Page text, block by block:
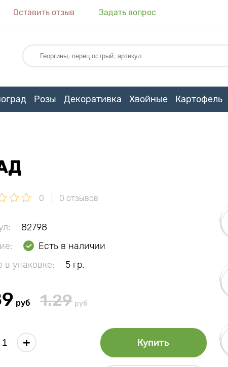
Оставить отзыв Задать вопрос
Розы Декоративка Хвойные Картофель
0 0 отзывов
82798
Есть в наличии
в упаковке:
5 гр.
руб 1.29 руб
+ Купить